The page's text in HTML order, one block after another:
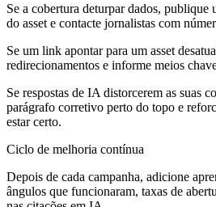
Se a cobertura deturpar dados, publique
do asset e contacte jornalistas com
Se um link apontar para um asset
redirecionamentos e informe meios
Se respostas de IA distorcerem as suas
parágrafo corretivo perto do topo e
estar certo.
Ciclo de melhoria contínua
Depois de cada campanha, adicione
ângulos que funcionaram, taxas de